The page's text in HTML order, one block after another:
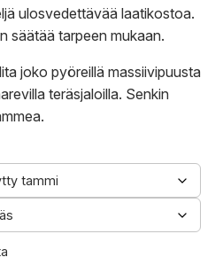
ulosvedettävää laatikostoa.
säätää tarpeen mukaan.
joko pyöreillä massiivipuusta
teräsjaloilla. Senkin